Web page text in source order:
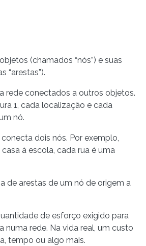
(chamados “nós”) e suas
“arestas”).
rede conectados a outros objetos.
1, cada localização e cada
nó.
dois nós. Por exemplo,
à escola, cada rua é uma
de arestas de um nó de origem a
de esforço exigido para
numa rede. Na vida real, um custo
tempo ou algo mais.